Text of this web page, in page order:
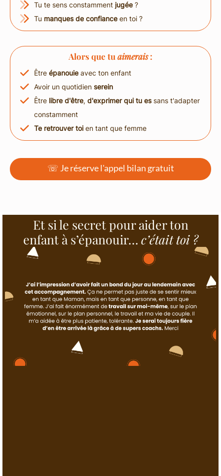
Tu te sens constamment jugée ?
Tu manques de confiance en toi ?
Alors que tu aimerais:
Être épanouie avec ton enfant
Avoir un quotidien serein
Être libre d'être, d'exprimer qui tu essans t'adapter
constamment
Te retrouver toi en tant que femme
☏ Je réserve l'appel bilan gratuit
Et si le secret pour aider ton
enfant à s’épanouir… c’était toi ?